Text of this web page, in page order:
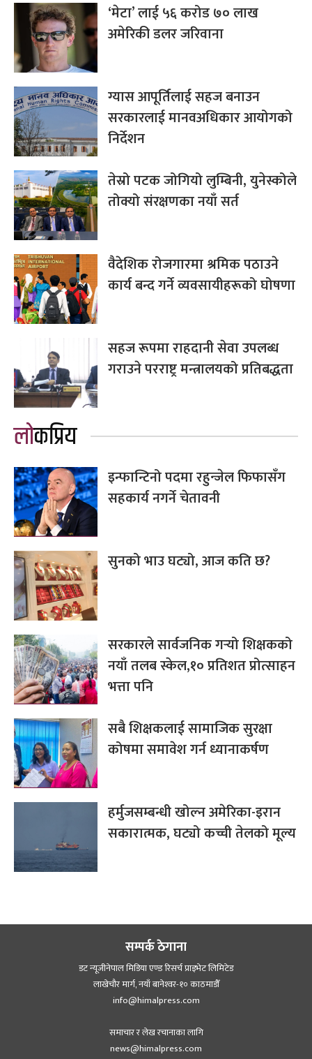
‘मेटा’ लाई ५६ करोड ७० लाख
अमेरिकी डलर जरिवाना
ग्यास आपूर्तिलाई सहज बनाउन
सरकारलाई मानवअधिकार आयोगको
निर्देशन
तेस्रो पटक जोगियो लुम्बिनी, युनेस्कोले
तोक्यो संरक्षणका नयाँ सर्त
वैदेशिक रोजगारमा श्रमिक पठाउने
कार्य बन्द गर्ने व्यवसायीहरूको घोषणा
सहज रूपमा राहदानी सेवा उपलब्ध
गराउने परराष्ट्र मन्त्रालयको प्रतिबद्धता
लोकप्रिय
इन्फान्टिनो पदमा रहुन्जेल फिफासँग
सहकार्य नगर्ने चेतावनी
सुनको भाउ घट्यो, आज कति छ?
सरकारले सार्वजनिक गर्‍यो शिक्षकको
नयाँ तलब स्केल,१० प्रतिशत प्रोत्साहन
भत्ता पनि
सबै शिक्षकलाई सामाजिक सुरक्षा
कोषमा समावेश गर्न ध्यानाकर्षण
हर्मुजसम्बन्धी खोल्न अमेरिका-इरान
सकारात्मक, घट्यो कच्ची तेलको मूल्य
सम्पर्क ठेगाना
डट न्यूजीनेपाल मिडिया एण्ड रिसर्च प्राइभेट लिमिटेड
लाखेचौर मार्ग, नयाँ बानेश्‍वर-१० काठमाडौँ
info@himalpress.com
समाचार र लेख रचानाका लागि
news@himalpress.com